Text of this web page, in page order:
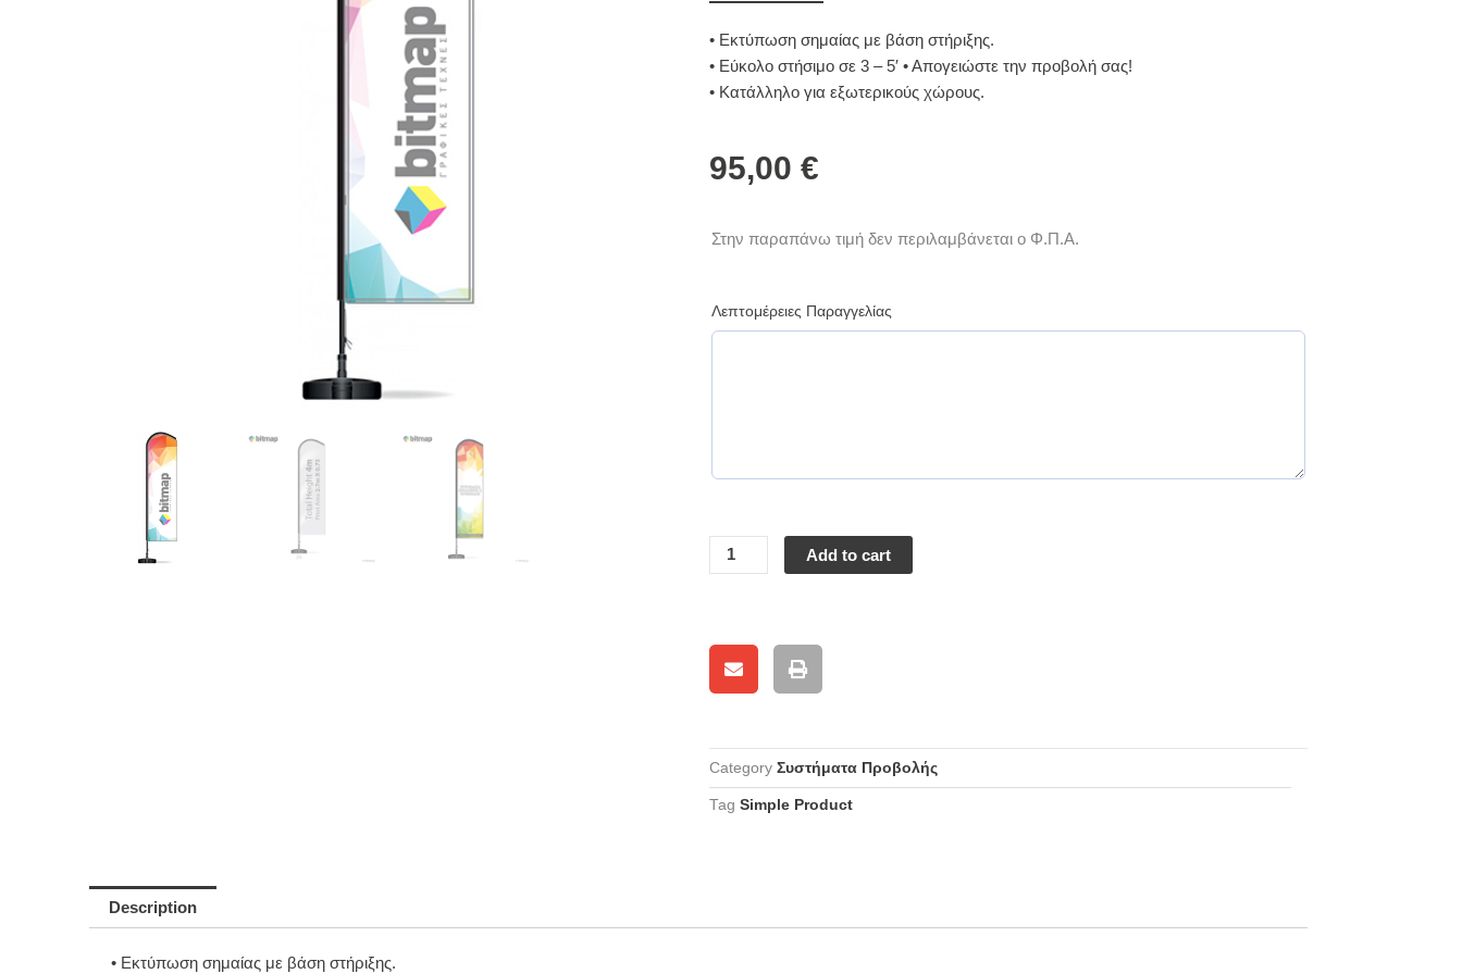
• Εκτύπωση σημαίας με βάση στήριξης.
• Εύκολο στήσιμο σε 3 – 5′ • Απογειώστε την προβολή σας!
• Κατάλληλο για εξωτερικούς χώρους.
95,00 €
Στην παραπάνω τιμή δεν περιλαμβάνεται ο Φ.Π.Α.
Λεπτομέρειες Παραγγελίας
-
Add to cart
Category Συστήματα Προβολής
Tag Simple Product
Description
• Εκτύπωση σημαίας με βάση στήριξης.